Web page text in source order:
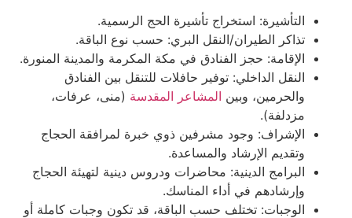
التأشيرة: استخراج تأشيرة الحج الرسمية.
تذاكر الطيران/النقل البري: حسب نوع الباقة.
الإقامة: حجز الفنادق في مكة المكرمة والمدينة المنورة.
النقل الداخلي: توفير حافلات للتنقل بين الفنادق
والحرمين، وبين المشاعر المقدسة (منى، عرفات،
مزدلفة).
الإشراف: وجود مشرفين ذوي خبرة لمرافقة الحجاج
وتقديم الإرشاد والمساعدة.
البرامج الدينية: محاضرات ودروس دينية لتهيئة الحجاج
وإرشادهم في أداء المناسك.
الوجبات: تختلف حسب الباقة، قد تكون وجبات كاملة أو